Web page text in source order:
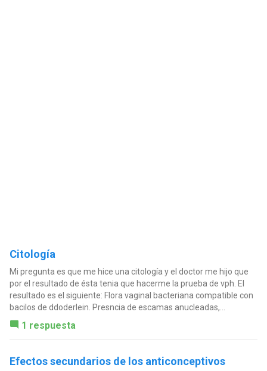
Citología
Mi pregunta es que me hice una citología y el doctor me hijo que
por el resultado de ésta tenia que hacerme la prueba de vph. El
resultado es el siguiente: Flora vaginal bacteriana compatible con
bacilos de ddoderlein. Presncia de escamas anucleadas,...
1 respuesta
Efectos secundarios de los anticonceptivos